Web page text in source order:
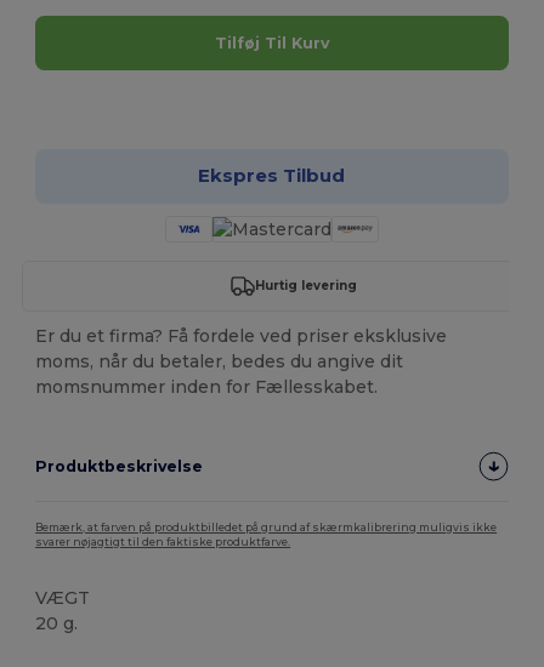
Tilføj Til Kurv
Ekspres Tilbud
Hurtig levering
Er du et firma? Få fordele ved priser eksklusive
moms, når du betaler, bedes du angive dit
momsnummer inden for Fællesskabet.
Produktbeskrivelse
Bemærk, at farven på produktbilledet på grund af skærmkalibrering muligvis ikke
svarer nøjagtigt til den faktiske produktfarve.
VÆGT
20 g.